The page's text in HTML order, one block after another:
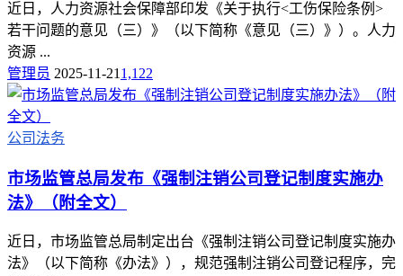
近日，人力资源社会保障部印发《关于执行<工伤保险条例>
若干问题的意见（三）》（以下简称《意见（三）》）。人力
资源 ...
管理员 2025-11-21 1,122
公司法务
市场监管总局发布《强制注销公司登记制度实施办
法》（附全文）
近日，市场监管总局制定出台《强制注销公司登记制度实施办
法》（以下简称《办法》），规范强制注销公司登记程序，完